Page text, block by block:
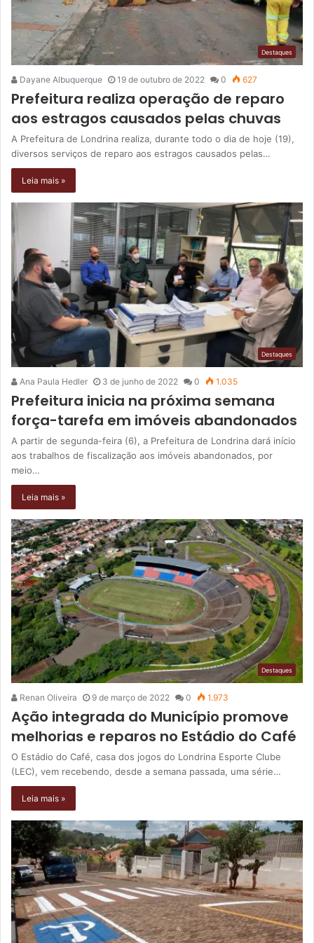
Destaques
Dayane Albuquerque 19 de outubro de 2022 0 627
Prefeitura realiza operação de reparo
aos estragos causados pelas chuvas
A Prefeitura de Londrina realiza, durante todo o dia de hoje (19),
diversos serviços de reparo aos estragos causados pelas…
Leia mais »
Destaques
Ana Paula Hedler 3 de junho de 2022 0 1.035
Prefeitura inicia na próxima semana
força-tarefa em imóveis abandonados
A partir de segunda-feira (6), a Prefeitura de Londrina dará início
aos trabalhos de fiscalização aos imóveis abandonados, por
meio…
Leia mais »
Destaques
Renan Oliveira 9 de março de 2022 0 1.973
Ação integrada do Município promove
melhorias e reparos no Estádio do Café
O Estádio do Café, casa dos jogos do Londrina Esporte Clube
(LEC), vem recebendo, desde a semana passada, uma série…
Leia mais »